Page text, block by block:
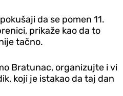
da se pomen 11.
prikaže kao da to
tačno.
Bratunac, organizujte i vi
koji je istakao da taj dan